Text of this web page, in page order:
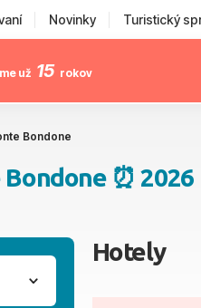
Novinky Turistický
už 15 rokov
Bondone
⏰ 2026
Hotely